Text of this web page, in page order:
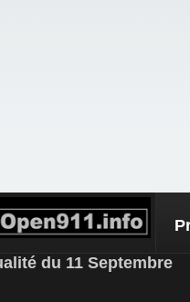
NEWS
du 11 Septembre